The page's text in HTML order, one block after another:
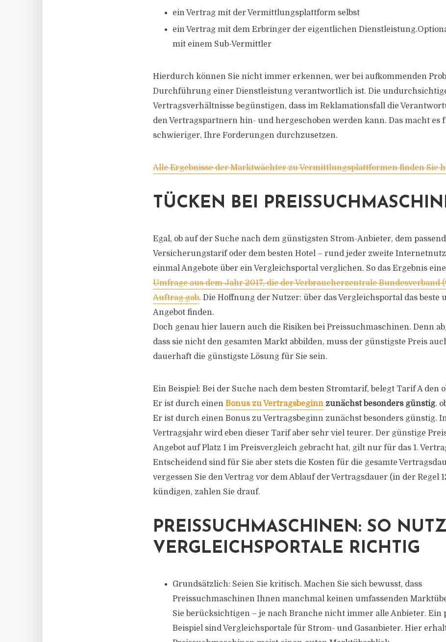
ein Vertrag mit der Vermittlungsplattform selbst
ein Vertrag mit dem Erbringer der eigentlichen
mit einem Sub-Vermittler
Hierdurch können Sie nicht immer erkennen, wer bei aufkommenden
Durchführung einer Dienstleistung verantwortlich ist. Die
Vertragsverhältnisse begünstigen, dass im Reklamationsfall die
den Vertragspartnern hin- und hergeschoben werden kann. Das macht es
schwieriger, Ihre Forderungen durchzusetzen.
Alle Ergebnisse der Marktwächter zu Vermittlungsplattformen finden Sie
TÜCKEN BEI
Egal, ob auf der Suche nach dem günstigsten Strom-Anbieter, dem
Versicherungstarif oder dem besten Hotel – rund jeder zweite
einmal Angebote über ein Vergleichsportal verglichen. So das Ergebnis
Umfrage aus dem Jahr 2017, die der Verbraucherzentrale Bundesverband
Auftrag gab. Die Hoffnung der Nutzer: über das Vergleichsportal das beste
Angebot finden.
Doch genau hier lauern auch die Risiken bei Preissuchmaschinen. Denn
dass sie nicht den gesamten Markt abbilden, muss der günstigste Preis
dauerhaft die günstigste Lösung für Sie sein.
Ein Beispiel: Bei der Suche nach dem besten Stromtarif, belegt Tarif A den
Er ist durch einen Bonus zu Vertragsbeginn zunächst besonders günstig.
Er ist durch einen Bonus zu Vertragsbeginn zunächst besonders günstig.
Vertragsjahr wird eben dieser Tarif aber sehr viel teurer. Der günstige
Angebot auf Platz 1 im Preisvergleich gebracht hat, gilt nur für das 1.
Entscheidend sind für Sie aber stets die Kosten für die gesamte
vergessen Sie den Vertrag vor dem Ablauf der Vertragsdauer (in der Regel
kündigen, zahlen Sie drauf.
PREISSUCHMASCHINEN: SO
VERGLEICHSPORTALE RICHTIG
Grundsätzlich: Seien Sie kritisch. Machen Sie sich bewusst, dass
Preissuchmaschinen Ihnen manchmal keinen umfassenden
Sie berücksichtigen – je nach Branche nicht immer alle Anbieter. Ein
Beispiel sind Vergleichsportale für Strom- und Gasanbieter. Hier